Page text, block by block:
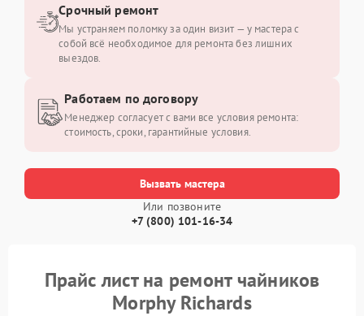
Вызвать мастера
Или позвоните
+7 (800) 101-16-34
Срочный ремонт
Мы устраняем поломку за один визит — у мастера с
собой всё необходимое для ремонта без лишних
выездов.
Работаем по договору
Менеджер согласует с вами все условия ремонта:
стоимость, сроки, гарантийные условия.
Прайс лист на ремонт чайников
Morphy Richards